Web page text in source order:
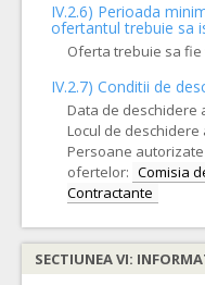
IV.2.6) Perioada
ofertantul trebuie sa
Oferta trebuie sa
IV.2.7) Conditii de
Data de deschidere
Locul de
Persoane
ofertelor: Comisia
Contractante
SECTIUNEA VI: